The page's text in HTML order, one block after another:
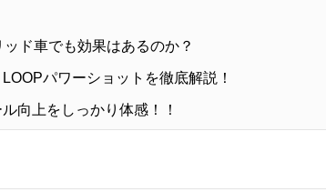
ド車でも効果はあるのか？
パワーショットを徹底解説！
向上をしっかり体感！！